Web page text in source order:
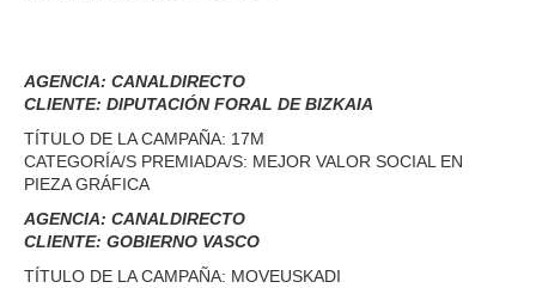
AGENCIA: CANALDIRECTO
CLIENTE: DIPUTACIÓN FORAL DE BIZKAIA
TÍTULO DE LA CAMPAÑA: 17M
CATEGORÍA/S PREMIADA/S: MEJOR VALOR SOCIAL EN
PIEZA GRÁFICA
AGENCIA: CANALDIRECTO
CLIENTE: GOBIERNO VASCO
TÍTULO DE LA CAMPAÑA: MOVEUSKADI